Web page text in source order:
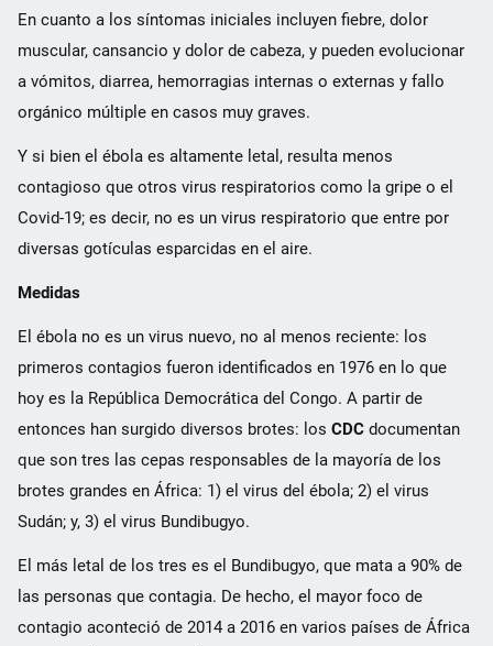
En cuanto a los síntomas iniciales incluyen fiebre, dolor
muscular, cansancio y dolor de cabeza, y pueden evolucionar
a vómitos, diarrea, hemorragias internas o externas y fallo
orgánico múltiple en casos muy graves.
Y si bien el ébola es altamente letal, resulta menos
contagioso que otros virus respiratorios como la gripe o el
Covid-19; es decir, no es un virus respiratorio que entre por
diversas gotículas esparcidas en el aire.
Medidas
El ébola no es un virus nuevo, no al menos reciente: los
primeros contagios fueron identificados en 1976 en lo que
hoy es la República Democrática del Congo. A partir de
entonces han surgido diversos brotes: los CDC documentan
que son tres las cepas responsables de la mayoría de los
brotes grandes en África: 1) el virus del ébola; 2) el virus
Sudán; y, 3) el virus Bundibugyo.
El más letal de los tres es el Bundibugyo, que mata a 90% de
las personas que contagia. De hecho, el mayor foco de
contagio aconteció de 2014 a 2016 en varios países de África